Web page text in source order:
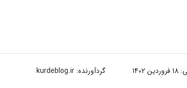
18 فروردین 1402 گردآورنده:kurdeblog.ir